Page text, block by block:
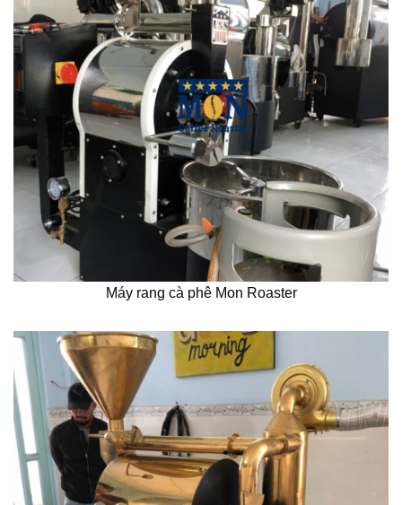
Máy rang cà phê Mon Roaster